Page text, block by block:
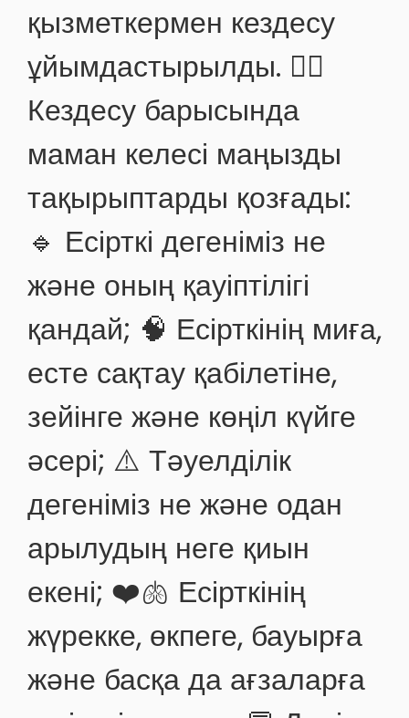
қызметкермен кездесу
ұйымдастырылды. 👩‍⚕️
Кездесу барысында
маман келесі маңызды
тақырыптарды қозғады:
🔹 Есірткі дегеніміз не
және оның қауіптілігі
қандай; 🧠 Есірткінің миға,
есте сақтау қабілетіне,
зейінге және көңіл күйге
әсері; ⚠️ Тәуелділік
дегеніміз не және одан
арылудың неге қиын
екені; ❤️🫁 Есірткінің
жүрекке, өкпеге, бауырға
және басқа да ағзаларға